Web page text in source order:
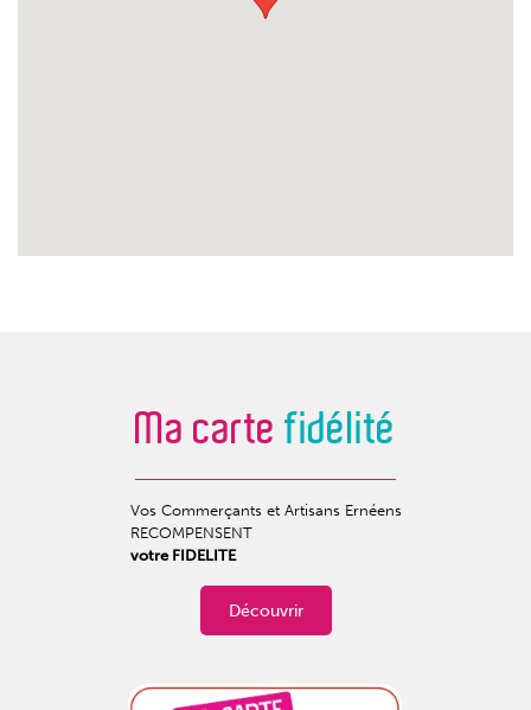
Ma carte fidélité
Vos Commerçants et Artisans Ernéens
RECOMPENSENT
votre FIDELITE
Découvrir